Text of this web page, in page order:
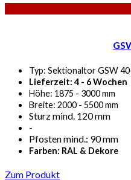
Typ: Sektionaltor GSW
Lieferzeit: 4 - 6 Wochen
Höhe: 1875 - 3000 mm
Breite: 2000 - 5500 mm
Sturz mind. 120 mm
-
Pfosten mind.: 90 mm
Farben: RAL & Dekore
Zum Produkt